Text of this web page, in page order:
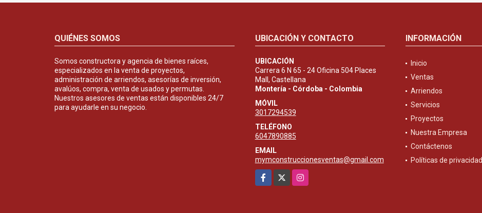
QUIÉNES SOMOS
Somos constructora y agencia de bienes raíces,
especializados en la venta de proyectos,
administración de arriendos, asesorías de inversión,
avalúos, compra, venta de usados y permutas.
Nuestros asesores de ventas están disponibles 24/7
para ayudarle en su negocio.
UBICACIÓN Y CONTACTO
UBICACIÓN
Carrera 6 N 65 - 24 Oficina 504 Places
Mall, Castellana
Montería - Córdoba - Colombia
MÓVIL
3017294539
TELÉFONO
6047890885
EMAIL
mymconstruccionesventas@gmail.com
Facebook
Instagram
INFORMACIÓN
Inicio
Ventas
Arriendos
Servicios
Proyectos
Nuestra Empresa
Contáctenos
Políticas de privacidad